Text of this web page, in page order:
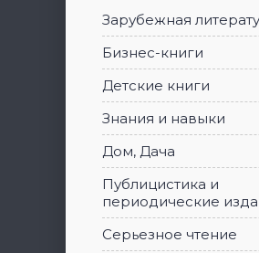
Зарубежная
Бизнес-книги
Детские книги
Знания и навыки
Дом, Дача
Публицистика и
периодические
Серьезное чтение